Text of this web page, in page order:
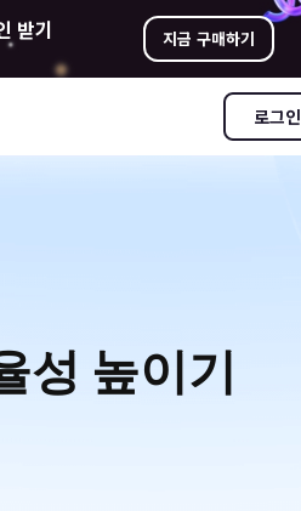
받기 지금 구매하기
로그인
성 높이기